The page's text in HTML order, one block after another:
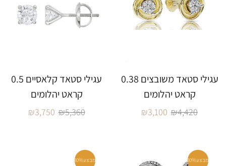
עגילי סטאד משובצים 0.38
קראט יהלומים
₪4,420
₪3,100
עגילי סטאד קלאסיים 0.5
קראט יהלומים
₪5,360
₪3,750
מבצע30% מבצע30%